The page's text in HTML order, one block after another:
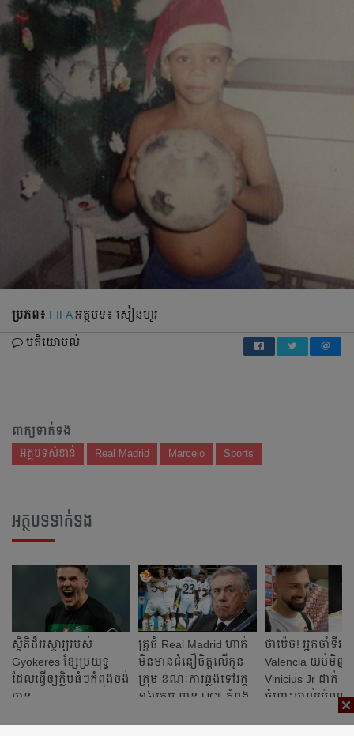
ប្រភព៖ FIFAអត្ថបទ៖ សៀនហួរ
មតិយោបល់
ពាក្យទាក់ទង
អត្ថបទសំខាន់ Real Madrid Marcelo Sports
អត្ថបទទាក់ទង
​ស្ថិតិ​ដ៏​អស្ចារ្យ​​របស់
Gyokeres ខ្សែ​ប្រយុទ្ធ​
ដែល​​ធ្វើ​ឲ្យ​ក្លិប​ធំៗ​កំពុង​ចង់
បាន​
គ្រូធំ Real Madrid ហាក់
មិនមានជំនឿចិត្តលើកូន
ក្រុម ខណៈការឆ្លងទៅវគ្គ
១៦ក្រុម ពាន UCL កំពុង
ថា​ម៉េច​! អ្នក​ចាំ​ទី​រ
Valencia យប់មិញ​
Vinicius Jr ដាក់ ៥
ចំពោះ​បាល់​ប៉េណា